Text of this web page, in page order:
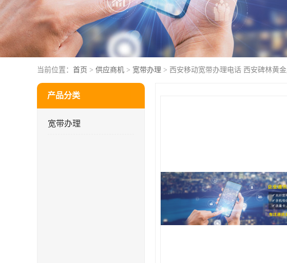
当前位置： 首页 > 供应商机 > 宽带办理 > 西安移动宽带办理电话 西安碑林黄
产品分类
宽带办理